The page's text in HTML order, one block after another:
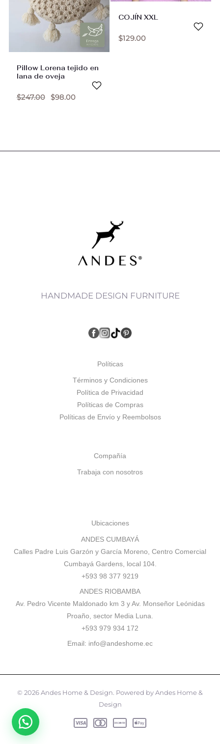
Pillow Lorena tejido en
lana de oveja
$247.00 $98.00
COJÍN XXL
$129.00
HANDMADE DESIGN FURNITURE
Políticas
Términos y Condiciones
Política de Privacidad
Políticas de Compras
Políticas de Envío y Reembolsos
Compañía
Trabaja con nosotros
Ubicaciones
ANDES CUMBAYÁ
Calles Padre Luis Garzón y García Moreno, Centro Comercial
Cumbayá Gardens, local 104.
+593 98 377 9219
ANDES RIOBAMBA
Av. Pedro Vicente Maldonado km 3 y Av. Monseñor Leónidas
Proaño, sector Media Luna.
+593 979 934 172
Email: info@andeshome.ec
© 2026 Andes Home & Design. Powered by Andes Home &
Design